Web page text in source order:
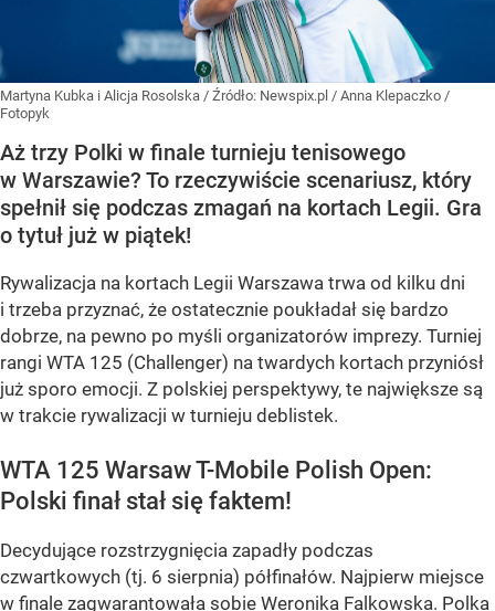
Martyna Kubka i Alicja Rosolska / Źródło: Newspix.pl / Anna Klepaczko /
Fotopyk
Aż trzy Polki w finale turnieju tenisowego
w Warszawie? To rzeczywiście scenariusz, który
spełnił się podczas zmagań na kortach Legii. Gra
o tytuł już w piątek!
Rywalizacja na kortach Legii Warszawa trwa od kilku dni
i trzeba przyznać, że ostatecznie poukładał się bardzo
dobrze, na pewno po myśli organizatorów imprezy. Turniej
rangi WTA 125 (Challenger) na twardych kortach przyniósł
już sporo emocji. Z polskiej perspektywy, te największe są
w trakcie rywalizacji w turnieju deblistek.
WTA 125 Warsaw T-Mobile Polish Open:
Polski finał stał się faktem!
Decydujące rozstrzygnięcia zapadły podczas
czwartkowych (tj. 6 sierpnia) półfinałów. Najpierw miejsce
w finale zagwarantowała sobie Weronika Falkowska. Polka